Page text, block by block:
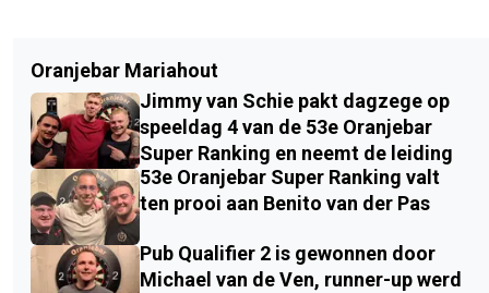
Oranjebar Mariahout
Jimmy van Schie pakt dagzege op
speeldag 4 van de 53e Oranjebar
Super Ranking en neemt de leiding
53e Oranjebar Super Ranking valt
ten prooi aan Benito van der Pas
Pub Qualifier 2 is gewonnen door
Michael van de Ven, runner-up werd